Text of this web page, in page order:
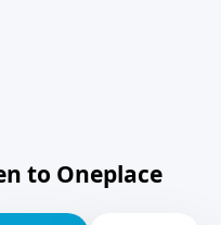
to Oneplace